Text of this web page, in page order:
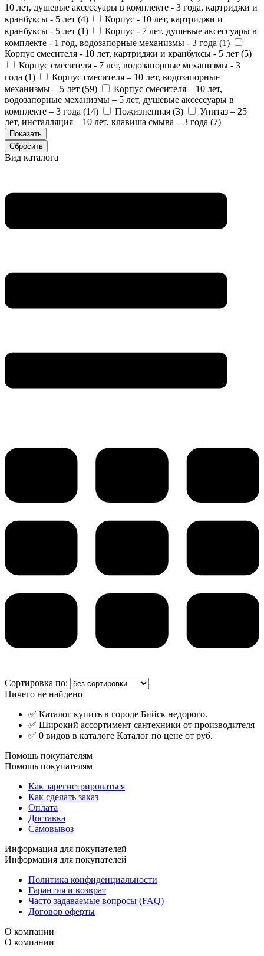
10 лет, душевые аксессуары в комплекте - 3 года, картриджи и
кранбуксы - 5 лет (4)
Корпус - 10 лет, картриджи и
кранбуксы - 5 лет (1)
Корпус - 7 лет, душевые аксессуары в
комплекте - 1 год, водозапорные механизмы - 3 года (1)
Корпус смесителя - 10 лет, картриджи и кранбуксы - 5 лет (5)
Корпус смесителя - 7 лет, водозапорные механизмы - 3
года (1)
Корпус смесителя – 10 лет, водозапорные
механизмы – 5 лет (59)
Корпус смесителя – 10 лет,
водозапорные механизмы – 5 лет, душевые аксессуары в
комплекте – 3 года (14) Пожизненная (3)
Унитаз – 25
лет, инсталляция – 10 лет, клавиша смыва – 3 года (7)
Вид каталога
Сортировка по:
Ничего не найдено
✅ Каталог купить в городе Бийск недорого.
✅ Широкий ассортимент сантехники от производителя
✅ 0 видов в каталоге Каталог по цене от руб.
Помощь покупателям
Помощь покупателям
Как зарегистрироваться
Как сделать заказ
Оплата
Доставка
Самовывоз
Информация для покупателей
Информация для покупателей
Политика конфиденциальности
Гарантия и возврат
Часто задаваемые вопросы (FAQ)
Договор оферты
О компании
О компании